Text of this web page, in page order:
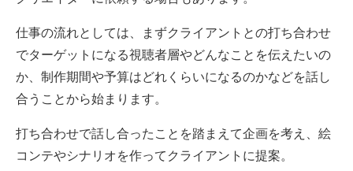
仕事の流れとしては、まずクライアントとの打ち合わせ
でターゲットになる視聴者層やどんなことを伝えたいの
か、制作期間や予算はどれくらいになるのかなどを話し
合うことから始まります。
打ち合わせで話し合ったことを踏まえて企画を考え、絵
コンテやシナリオを作ってクライアントに提案。